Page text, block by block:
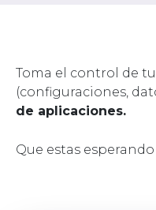
Toma el control de
(configuraciones,
de aplicaciones.
Que estas esperando